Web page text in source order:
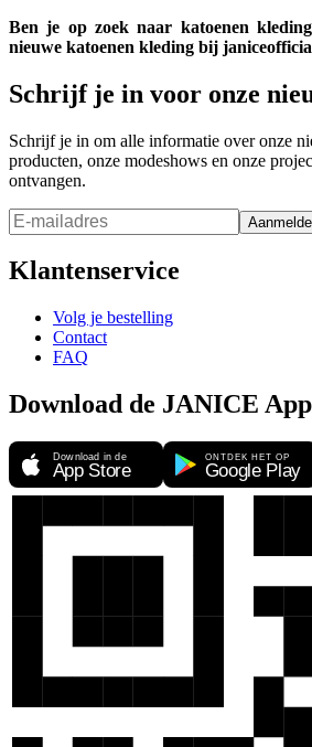
Ben je op zoek naar katoenen
nieuwe katoenen kleding bij
Schrijf je in voor onze
Schrijf je in om alle informatie over onze
producten, onze modeshows en onze
ontvangen.
Klantenservice
Volg je bestelling
Contact
FAQ
Download de JANICE App